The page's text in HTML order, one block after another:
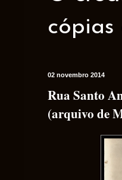
cópias
02 novembro 2014
Rua Santo
(arquivo de